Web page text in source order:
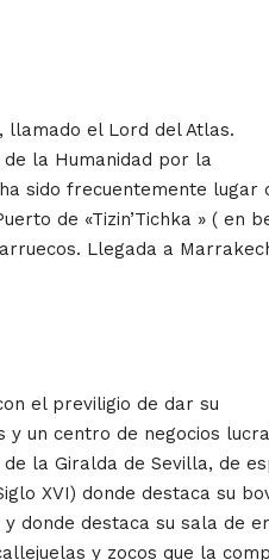
llamado el Lord del Atlas.
de la Humanidad por la
sido frecuentemente lugar
de «Tizin’Tichka » ( en
Llegada a
el previligio de dar su
un centro de negocios
la Giralda de Sevilla, de
XVI) donde destaca su
donde destaca su sala de
y zocos que la